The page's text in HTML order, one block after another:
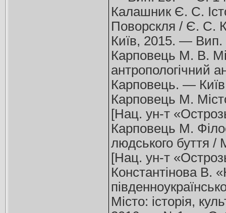
Калашник Є. С.
Поворскля / Є. С.
Київ, 2015. —
Карповець М. В.
антропологічний
Карповець. —
Карповець М.
[Нац. ун-т
Карповець М.
людського буття /
[Нац. ун-т
Константінова В.
Місто: історія,